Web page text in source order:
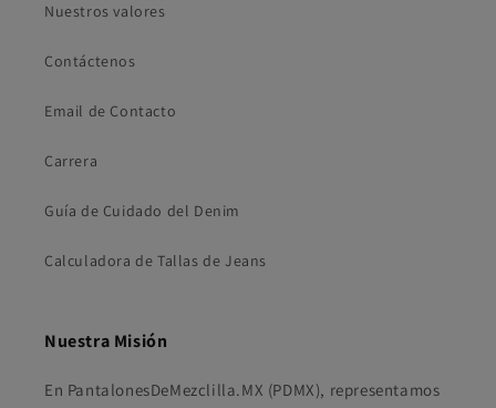
Nuestros valores
Contáctenos
Email de Contacto
Carrera
Guía de Cuidado del Denim
Calculadora de Tallas de Jeans
Nuestra Misión
En PantalonesDeMezclilla.MX (PDMX), representamos